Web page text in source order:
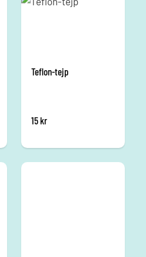
Teflon-tejp
15kr